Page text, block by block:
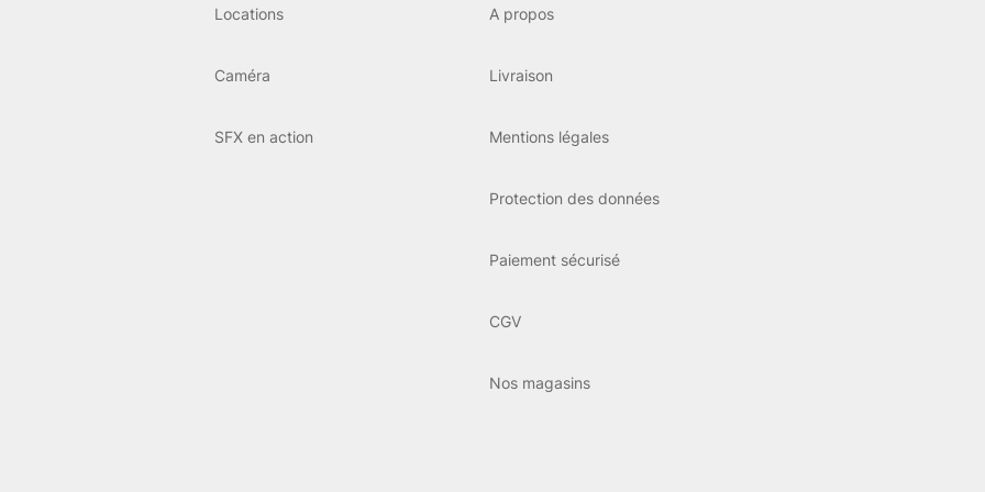
Locations
Caméra
SFX en action
A propos
Livraison
Mentions légales
Protection des données
Paiement sécurisé
CGV
Nos magasins